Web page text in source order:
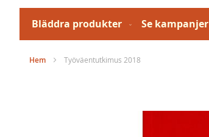
Bläddra produkter Se kampanjer
Hem Työväentutkimus 2018